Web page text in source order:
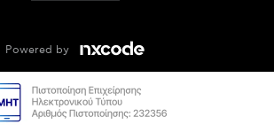
Powered by